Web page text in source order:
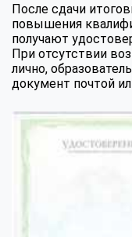
После сдачи
повышения
получают
При отсутствии
лично,
документ почтой